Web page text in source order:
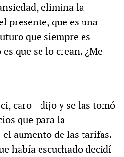
elimina la
presente, que es una
que siempre es
que se lo crean. ¿Me
caro –dijo y se las tomó
que para la
aumento de las tarifas.
había escuchado decidí